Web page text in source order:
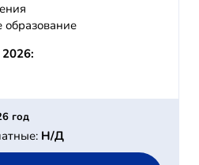
образование
год
Н/Д